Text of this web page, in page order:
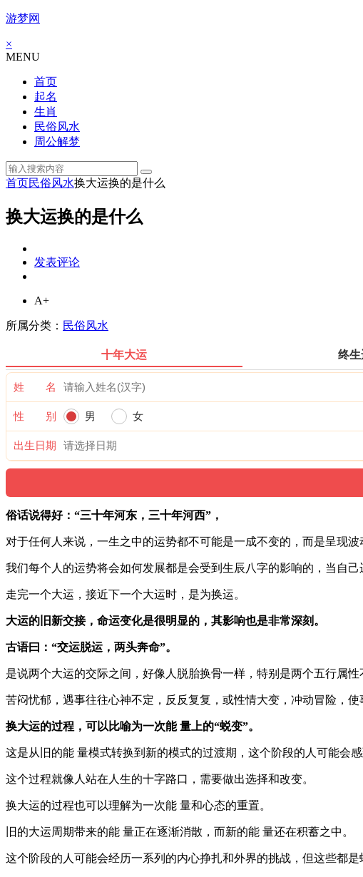
游梦网
×
MENU
首页
起名
生肖
民俗风水
周公解梦
首页民俗风水换大运换的是什么
换大运换的是什么
发表评论
A+
所属分类： 民俗风水
十年大运 终
姓 名
性 别 男 女
出生日期
俗话说得好：“三十年河东，三十年河西”，
对于任何人来说，一生之中的运势都不可能是一成不变的，而是呈现波
我们每个人的运势将会如何发展都是会受到生辰八字的影响的，当自
走完一个大运，接近下一个大运时，是为换运。
大运的旧新交接，命运变化是很明显的，其影响也是非常深刻。
古语曰：“交运脱运，两头奔命”。
是说两个大运的交际之间，好像人脱胎换骨一样，特别是两个五行属
苦闷忧郁，遇事往往心神不定，反反复复，或性情大变，冲动冒险，
换大运的过程，可以比喻为一次能 量上的“蜕变”。
这是从旧的能 量模式转换到新的模式的过渡期，这个阶段的人可能会
这个过程就像人站在人生的十字路口，需要做出选择和改变。
换大运的过程也可以理解为一次能 量和心态的重置。
旧的大运周期带来的能 量正在逐渐消散，而新的能 量还在积蓄之中。
这个阶段的人可能会经历一系列的内心挣扎和外界的挑战，但这些都